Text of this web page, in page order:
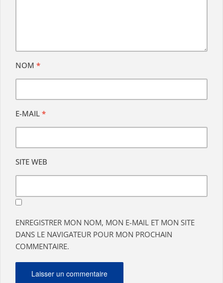
NOM *
E-MAIL *
SITE WEB
ENREGISTRER MON NOM, MON E-MAIL ET MON SITE
DANS LE NAVIGATEUR POUR MON PROCHAIN
COMMENTAIRE.